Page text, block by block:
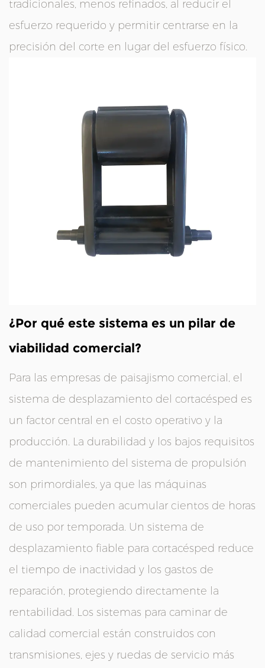
tradicionales, menos refinados, al reducir el
esfuerzo requerido y permitir centrarse en la
precisión del corte en lugar del esfuerzo físico.
¿Por qué este sistema es un pilar de
viabilidad comercial?
Para las empresas de paisajismo comercial, el
sistema de desplazamiento del cortacésped es
un factor central en el costo operativo y la
producción. La durabilidad y los bajos requisitos
de mantenimiento del sistema de propulsión
son primordiales, ya que las máquinas
comerciales pueden acumular cientos de horas
de uso por temporada. Un sistema de
desplazamiento fiable para cortacésped reduce
el tiempo de inactividad y los gastos de
reparación, protegiendo directamente la
rentabilidad. Los sistemas para caminar de
calidad comercial están construidos con
transmisiones, ejes y ruedas de servicio más